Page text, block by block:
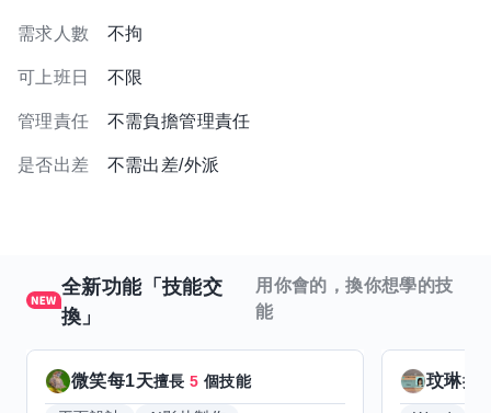
需求人數 不拘
可上班日 不限
管理責任 不需負擔管理責任
是否出差 不需出差/外派
全新功能「技能交
換」
用你會的，換你想學的技
能
微笑每1天擅長5 個技能 玟琳擅